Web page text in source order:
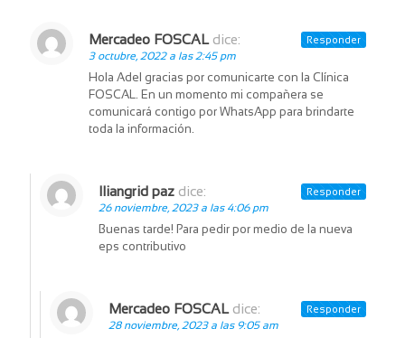
Mercadeo FOSCAL dice:
3 octubre, 2022 a las 2:45 pm
Hola Adel gracias por comunicarte con la Clínica
FOSCAL. En un momento mi compañera se
comunicará contigo por WhatsApp para brindarte
toda la información.
Responder
Iliangrid paz dice:
26 noviembre, 2023 a las 4:06 pm
Buenas tarde! Para pedir por medio de la nueva
eps contributivo
Responder
Mercadeo FOSCAL dice:
28 noviembre, 2023 a las 9:05 am
Responder